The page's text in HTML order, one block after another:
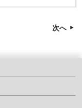
次へ